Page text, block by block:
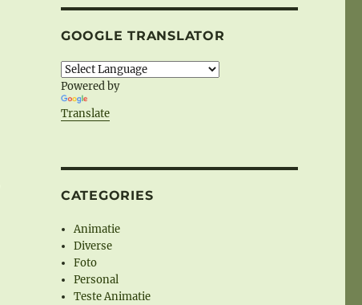
GOOGLE TRANSLATOR
Powered by
Translate
CATEGORIES
Animatie
Diverse
Foto
Personal
Teste Animatie